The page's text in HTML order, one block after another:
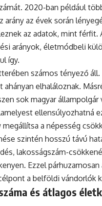
2020-ban például
arány az évek során
az adatok, mint
arányok, életmódbeli
így.
számos tényező
elhaláloznak.
sok magyar
ellensúlyozhatná
a népesség
szintén hosszú távú
lakosságszám-
Ezzel
a belföldi vándorlók
és átlagos